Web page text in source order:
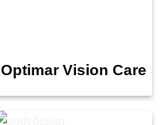
Optimar Vision Care